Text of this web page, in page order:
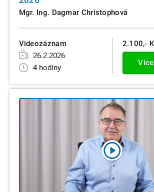
Mgr. Ing. Dagmar Christophová
Videozáznam
26.2.2026
4 hodiny
2.100,-